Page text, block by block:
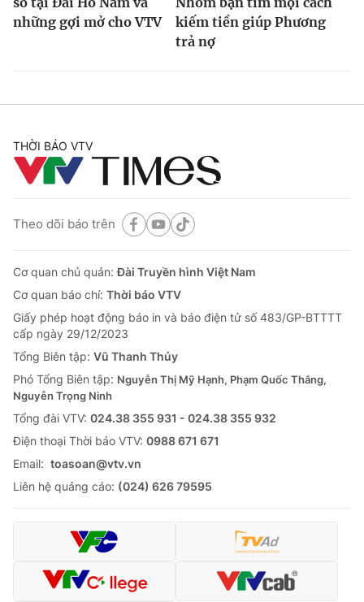
những gợi mở cho VTV
kiếm tiền giúp Phương
trả nợ
THỜI BÁO VTV
Theo dõi báo trên
Cơ quan chủ quản:Đài Truyền hình Việt Nam
Cơ quan báo chí: Thời báo VTV
Giấy phép hoạt động báo in và báo điện tử số 483/GP-BTTTT
cấp ngày 29/12/2023
Tổng Biên tập: Vũ Thanh Thủy
Phó Tổng Biên tập: Nguyễn Thị Mỹ Hạnh, Phạm Quốc Thắng,
Nguyễn Trọng Ninh
Tổng đài VTV: 024.38 355 931 - 024.38 355 932
Ðiện thoại Thời báo VTV: 0988 671 671
Email: toasoan@vtv.vn
Liên hệ quảng cáo: (024) 626 79595